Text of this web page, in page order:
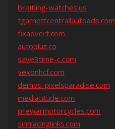
breitling-watches.us
tgarnettcentrallautoads.com
fixadvert.com
autopluz.co
save3time-c.com
vexonhcf.com
demos-pixelsparadise.com
mediatitude.com
prewarmotorcycles.com
simracinglinks.com